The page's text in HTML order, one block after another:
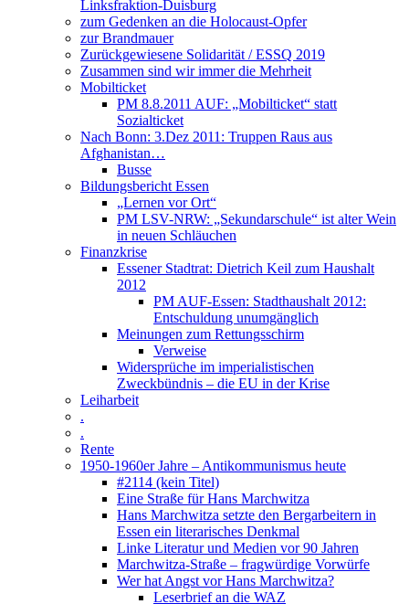
Linksfraktion-Duisburg
zum Gedenken an die Holocaust-Opfer
zur Brandmauer
Zurückgewiesene Solidarität / ESSQ 2019
Zusammen sind wir immer die Mehrheit
Mobilticket
PM 8.8.2011 AUF: „Mobilticket“ statt
Sozialticket
Nach Bonn: 3.Dez 2011: Truppen Raus aus
Afghanistan…
Busse
Bildungsbericht Essen
„Lernen vor Ort“
PM LSV-NRW: „Sekundarschule“ ist alter Wein
in neuen Schläuchen
Finanzkrise
Essener Stadtrat: Dietrich Keil zum Haushalt
2012
PM AUF-Essen: Stadthaushalt 2012:
Entschuldung unumgänglich
Meinungen zum Rettungsschirm
Verweise
Widersprüche im imperialistischen
Zweckbündnis – die EU in der Krise
Leiharbeit
.
.
Rente
1950-1960er Jahre – Antikommunismus heute
#2114 (kein Titel)
Eine Straße für Hans Marchwitza
Hans Marchwitza setzte den Bergarbeitern in
Essen ein literarisches Denkmal
Linke Literatur und Medien vor 90 Jahren
Marchwitza-Straße – fragwürdige Vorwürfe
Wer hat Angst vor Hans Marchwitza?
Leserbrief an die WAZ